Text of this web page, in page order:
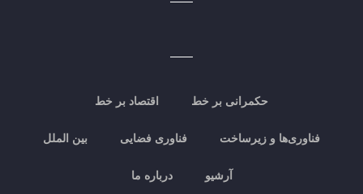
حکمرانی بر خط اقتصاد بر خط
فناوری‌ها و زیرساخت فناوری فضایی بین الملل
آرشیو درباره ما